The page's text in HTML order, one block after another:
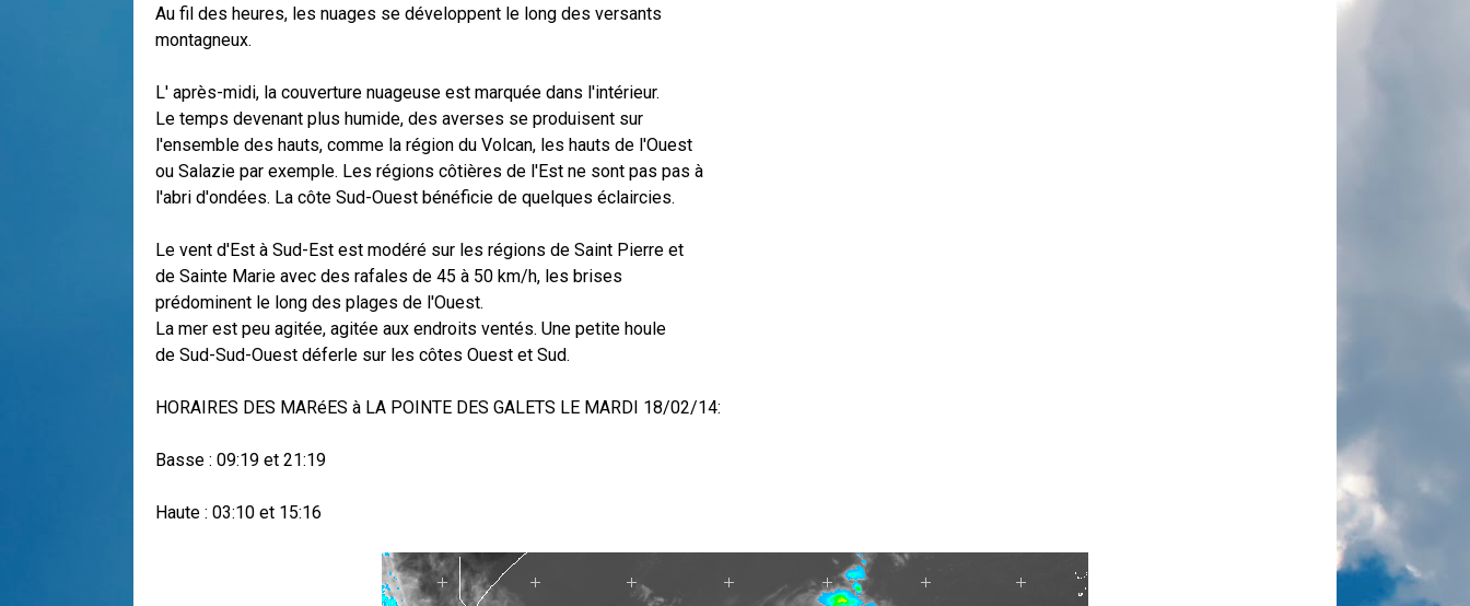
Au fil des heures, les nuages se développent le long des versants
montagneux.
L' après-midi, la couverture nuageuse est marquée dans l'intérieur.
Le temps devenant plus humide, des averses se produisent sur
l'ensemble des hauts, comme la région du Volcan, les hauts de l'Ouest
ou Salazie par exemple. Les régions côtières de l'Est ne sont pas pas à
l'abri d'ondées. La côte Sud-Ouest bénéficie de quelques éclaircies.
Le vent d'Est à Sud-Est est modéré sur les régions de Saint Pierre et
de Sainte Marie avec des rafales de 45 à 50 km/h, les brises
prédominent le long des plages de l'Ouest.
La mer est peu agitée, agitée aux endroits ventés. Une petite houle
de Sud-Sud-Ouest déferle sur les côtes Ouest et Sud.
HORAIRES DES MARéES à LA POINTE DES GALETS LE MARDI 18/02/14:
Basse : 09:19 et 21:19
Haute : 03:10 et 15:16